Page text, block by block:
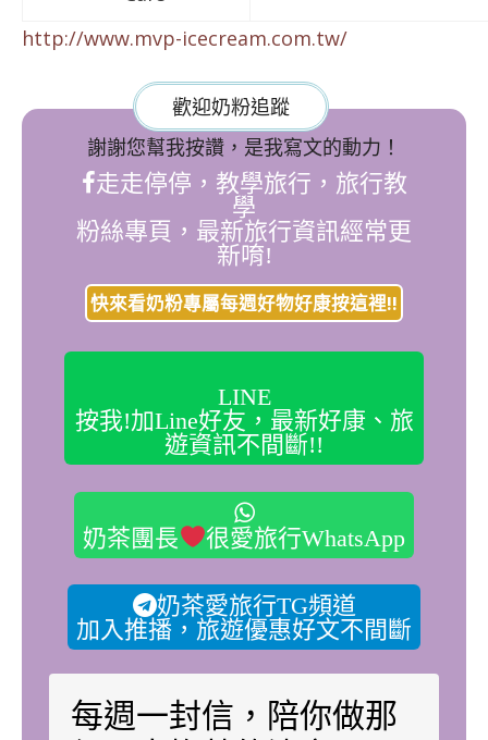
http://www.mvp-icecream.com.tw/
歡迎奶粉追蹤
謝謝您幫我按讚，是我寫文的動力！
走走停停，教學旅行，旅行教
學
粉絲專頁，最新旅行資訊經常更
新唷!
快來看奶粉專屬每週好物好康按這裡!!
LINE
按我!加Line好友，最新好康、旅
遊資訊不間斷!!
奶茶團長 很愛旅行WhatsApp
奶茶愛旅行TG頻道
加入推播，旅遊優惠好文不間斷
每週一封信，陪你做那